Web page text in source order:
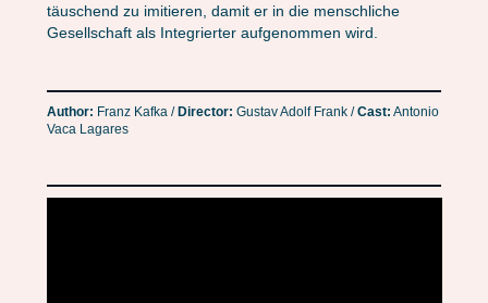
täuschend zu imitieren, damit er in die menschliche
Gesellschaft als Integrierter aufgenommen wird.
Author: Franz Kafka /Director: Gustav Adolf Frank /Cast: Antonio
Vaca Lagares